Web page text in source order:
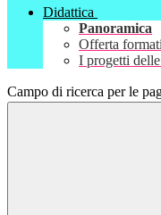
Didattica
Panoramica
Offerta
I progetti
Campo di ricerca per le